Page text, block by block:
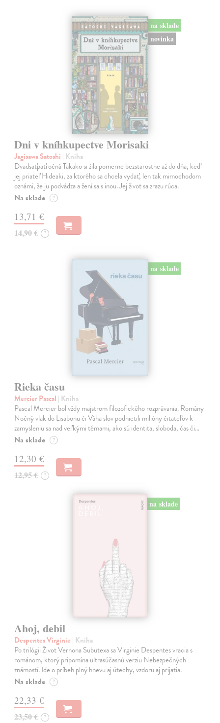
na sklade
novinka
Dni v kníhkupectve Morisaki
Jagisawa Satoshi | Kniha
Dvadsaťpäťročná Takako si žila pomerne bezstarostne až do dňa, keď
jej priateľ Hideaki, za ktorého sa chcela vydať, len tak mimochodom
oznámi, že ju podvádza a žení sa s inou. Jej život sa zrazu rúca.
Na sklade ?
13,71 €
14,90 € ?
na sklade
Rieka času
Mercier Pascal | Kniha
Pascal Mercier bol vždy majstrom filozofického rozprávania. Romány
Nočný vlak do Lisabonu či Váha slov podnietili milióny čitateľov k
zamysleniu sa nad veľkými témami, ako sú identita, sloboda, čas či…
Na sklade ?
12,30 €
12,95 € ?
na sklade
Ahoj, debil
Despentes Virginie | Kniha
Po trilógii Život Vernona Subutexa sa Virginie Despentes vracia s
románom, ktorý pripomína ultrasúčasnú verziu Nebezpečných
známostí. Ide o príbeh plný hnevu aj útechy, vzdoru aj prijatia.
Na sklade ?
22,33 €
23,50 € ?